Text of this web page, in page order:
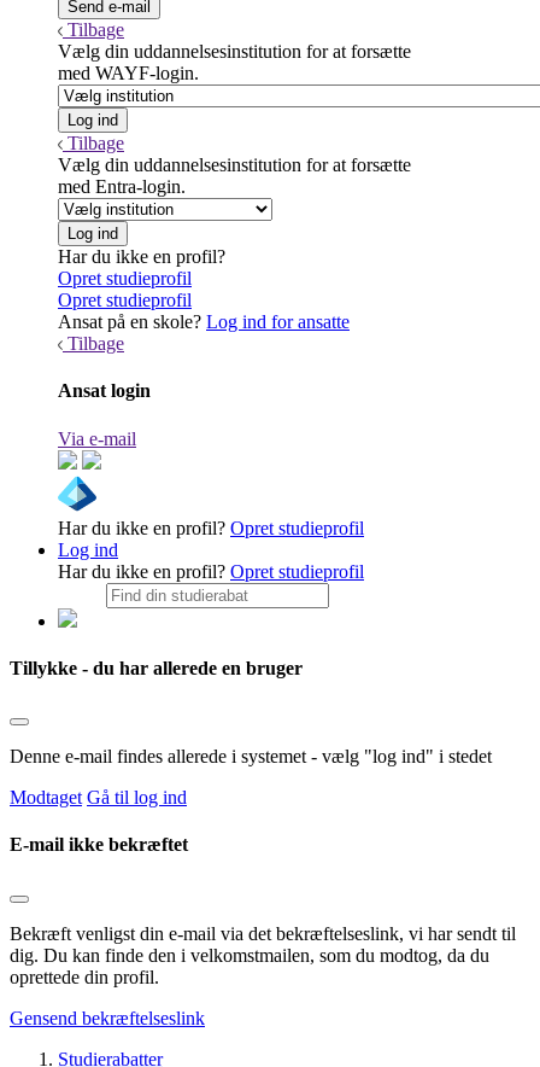
Tilbage
Vælg din uddannelsesinstitution for at forsætte
med WAYF-login.
Tilbage
Vælg din uddannelsesinstitution for at forsætte
med Entra-login.
Har du ikke en profil?
Opret studieprofil
Opret studieprofil
Ansat på en skole? Log ind for ansatte
Tilbage
Ansat login
Via e-mail
Har du ikke en profil? Opret studieprofil
Log ind
Har du ikke en profil? Opret studieprofil
Tillykke - du har allerede en bruger
Denne e-mail findes allerede i systemet - vælg "log ind" i stedet
Modtaget Gå til log ind
E-mail ikke bekræftet
Bekræft venligst din e-mail via det bekræftelseslink, vi har sendt til
dig. Du kan finde den i velkomstmailen, som du modtog, da du
oprettede din profil.
Gensend bekræftelseslink
Studierabatter